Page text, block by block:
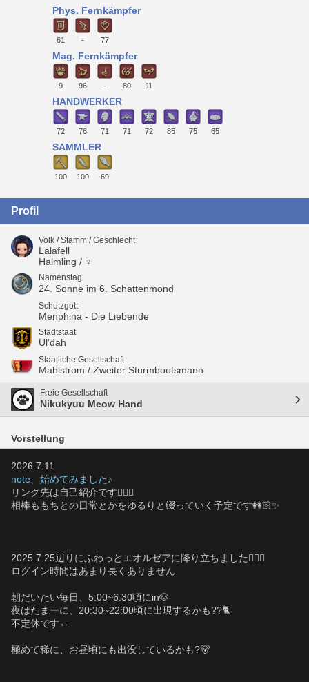
Phys. Fernkämpfer
61 - 77
Mag. Fernkämpfer
9 96 - 80 11
HANDWERKER
72 76 71 71 72 85 75 65
SAMMLER
100 100 69
Profil
Volk / Stamm / Geschlecht
Lalafell
Halmling / ♀
Namenstag
24. Sonne im 6. Schattenmond
Schutzgott
Menphina - Die Liebende
Stadtstaat
Ul'dah
Staatliche Gesellschaft
Mahlstrom / Zweiter Sturmbootsmann
Freie Gesellschaft
Nikukyuu Meow Hand
Vorstellung
2026.7.11
note、始めてみました♪
リンク先は自己紹介です🙋🏻‍♀️
相棒ももちとの日常とかをゆるりと綴っていく予定です👭🏻✨️
2025.7.25辺りにふわっとエオルゼアに降り立ちました🧚🏻‍♀️
ログイン時間はあまり長くありません
朝だいたい毎日、5:00~6:30頃にin🐶
夜はたまーに、20:30~22:00頃に出現するかも??🐈
不定休です←
極めて稀に、お昼頃にも出没しているかも?🐻